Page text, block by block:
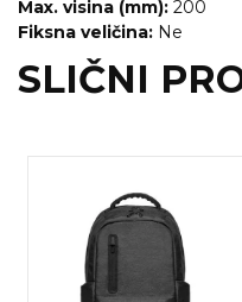
Max. visina (mm): 200
Fiksna veličina: Ne
SLIČNI